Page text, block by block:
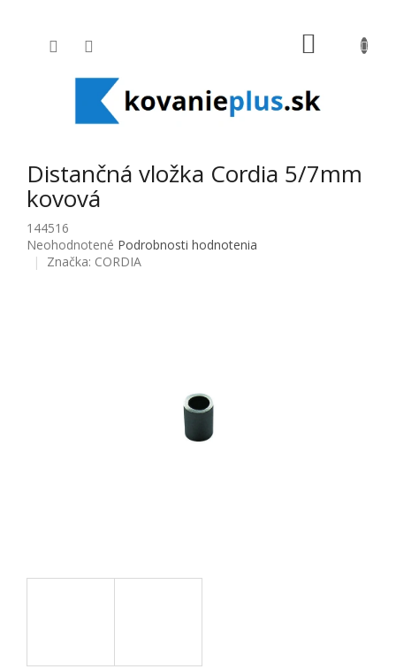
Distančná vložka Cordia 5/7mm
kovová
144516
Priemerné hodnotenie produktu je 0,0 z 5 hviezdičiek.
Neohodnotené Podrobnosti hodnotenia
Značka: CORDIA